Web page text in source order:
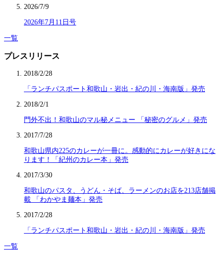
2026/7/9
2026年7月11日号
一覧
プレスリリース
2018/2/28
「ランチパスポート和歌山・岩出・紀の川・海南版」発売
2018/2/1
門外不出！和歌山のマル秘メニュー 「秘密のグルメ」発売
2017/7/28
和歌山県内225のカレーが一冊に。感動的にカレーが好きにな
ります！「紀州のカレー本」発売
2017/3/30
和歌山のパスタ、うどん・そば、ラーメンのお店を213店舗掲
載 「わかやま麺本」発売
2017/2/28
「ランチパスポート和歌山・岩出・紀の川・海南版」発売
一覧